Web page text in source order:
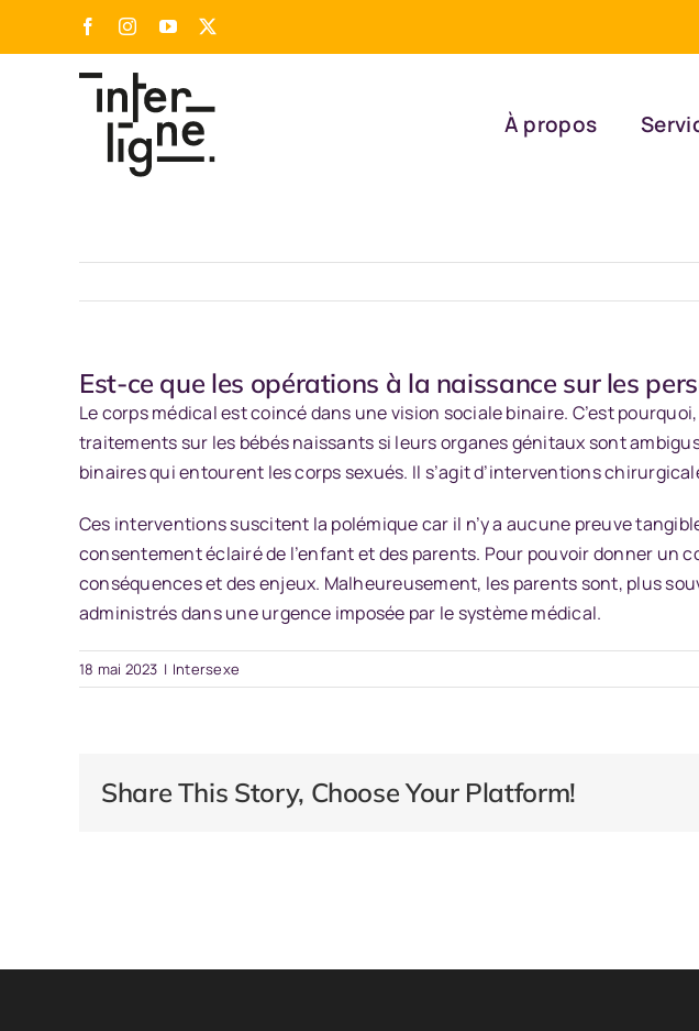
FacebookInstagram
YouTube
À propos
Est-ce que les opérations à la naissance sur les
Le corps médical est coincé dans une vision sociale binaire. C’est
traitements sur les bébés naissants si leurs organes génitaux sont
binaires qui entourent les corps sexués. Il s’agit d’interventions
Ces interventions suscitent la polémique car il n’y a aucune preuve
consentement éclairé de l’enfant et des parents. Pour pouvoir donner
conséquences et des enjeux. Malheureusement, les parents sont, plus
administrés dans une urgence imposée par le système médical.
18 mai 2023 | Intersexe
Share This Story, Choose Your Platform!